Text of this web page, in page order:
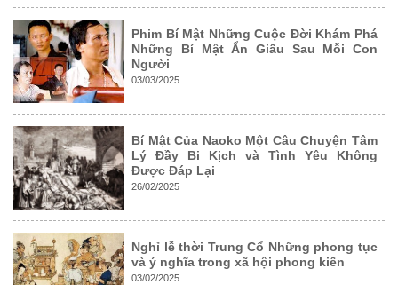
Phim Bí Mật Những Cuộc Đời Khám Phá
Những Bí Mật Ẩn Giấu Sau Mỗi Con
Người
03/03/2025
Bí Mật Của Naoko Một Câu Chuyện Tâm
Lý Đầy Bi Kịch và Tình Yêu Không
Được Đáp Lại
26/02/2025
Nghỉ lễ thời Trung Cổ Những phong tục
và ý nghĩa trong xã hội phong kiến
03/02/2025